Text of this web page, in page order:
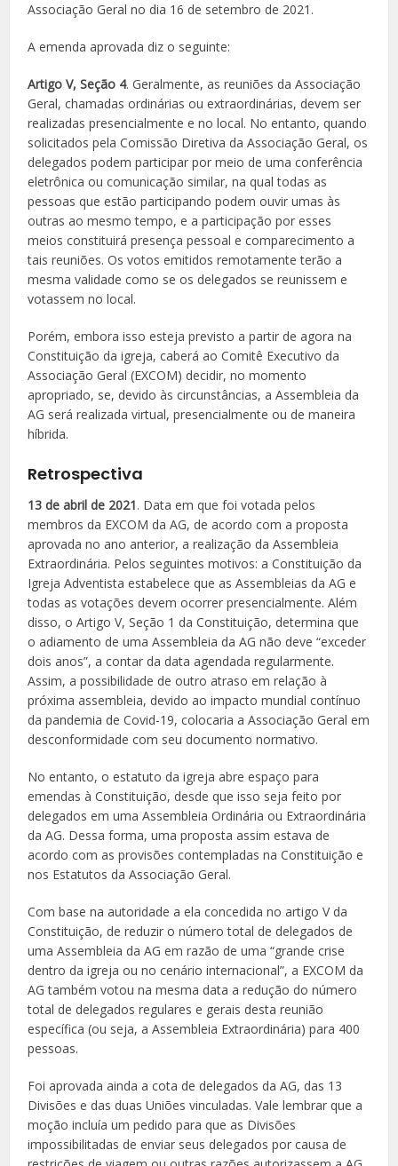
Associação Geral no dia 16 de setembro de 2021.
A emenda aprovada diz o seguinte:
Artigo V, Seção 4. Geralmente, as reuniões da Associação
Geral, chamadas ordinárias ou extraordinárias, devem ser
realizadas presencialmente e no local. No entanto, quando
solicitados pela Comissão Diretiva da Associação Geral, os
delegados podem participar por meio de uma conferência
eletrônica ou comunicação similar, na qual todas as
pessoas que estão participando podem ouvir umas às
outras ao mesmo tempo, e a participação por esses
meios constituirá presença pessoal e comparecimento a
tais reuniões. Os votos emitidos remotamente terão a
mesma validade como se os delegados se reunissem e
votassem no local.
Porém, embora isso esteja previsto a partir de agora na
Constituição da igreja, caberá ao Comitê Executivo da
Associação Geral (EXCOM) decidir, no momento
apropriado, se, devido às circunstâncias, a Assembleia da
AG será realizada virtual, presencialmente ou de maneira
híbrida.
Retrospectiva
13 de abril de 2021. Data em que foi votada pelos
membros da EXCOM da AG, de acordo com a proposta
aprovada no ano anterior, a realização da Assembleia
Extraordinária. Pelos seguintes motivos: a Constituição da
Igreja Adventista estabelece que as Assembleias da AG e
todas as votações devem ocorrer presencialmente. Além
disso, o Artigo V, Seção 1 da Constituição, determina que
o adiamento de uma Assembleia da AG não deve “exceder
dois anos”, a contar da data agendada regularmente.
Assim, a possibilidade de outro atraso em relação à
próxima assembleia, devido ao impacto mundial contínuo
da pandemia de Covid-19, colocaria a Associação Geral em
desconformidade com seu documento normativo.
No entanto, o estatuto da igreja abre espaço para
emendas à Constituição, desde que isso seja feito por
delegados em uma Assembleia Ordinária ou Extraordinária
da AG. Dessa forma, uma proposta assim estava de
acordo com as provisões contempladas na Constituição e
nos Estatutos da Associação Geral.
Com base na autoridade a ela concedida no artigo V da
Constituição, de reduzir o número total de delegados de
uma Assembleia da AG em razão de uma “grande crise
dentro da igreja ou no cenário internacional”, a EXCOM da
AG também votou na mesma data a redução do número
total de delegados regulares e gerais desta reunião
específica (ou seja, a Assembleia Extraordinária) para 400
pessoas.
Foi aprovada ainda a cota de delegados da AG, das 13
Divisões e das duas Uniões vinculadas. Vale lembrar que a
moção incluía um pedido para que as Divisões
impossibilitadas de enviar seus delegados por causa de